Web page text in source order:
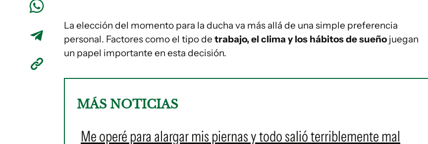
La elección del momento para la ducha va más allá de una simple preferencia
personal. Factores como el tipo de trabajo, el clima y los hábitos de sueño juegan
un papel importante en esta decisión.
MÁS NOTICIAS
Me operé para alargar mis piernas y todo salió terriblemente mal